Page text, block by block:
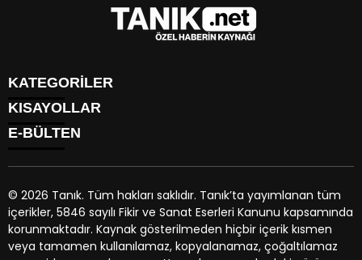
KATEGORİLER
GÜNDEM
EKONOMİ
SİYASET
YAŞAM
BİYOGRAFİLER
EGE BÖLGESİ
KISAYOLLAR
HAVA DURUMU
TRAFİK DURUMU
PUAN DURUMU
PİYASALAR
HİSSELER
E-BÜLTEN
tanik.nete-bültenine abone olarak, tarafınıza haber, duyuru
ve kampanya içerikli e-postaların gönderilmesini kabul etmiş
olursunuz.
© 2026 Tanık. Tüm hakları saklıdır. Tanık’ta yayımlanan tüm
içerikler, 5846 sayılı Fikir ve Sanat Eserleri Kanunu kapsamında
korunmaktadır. Kaynak gösterilmeden hiçbir içerik kısmen
veya tamamen kullanılamaz, kopyalanamaz, çoğaltılamaz